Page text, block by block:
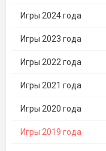
Игры 2024 года
Игры 2023 года
Игры 2022 года
Игры 2021 года
Игры 2020 года
Игры 2019 года